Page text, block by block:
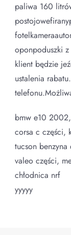
paliwa 160
oponpoduszki
klient będzie
ustalenia
bmw e10
corsa c części,
tucson
valeo części,
chłodnica nrf
yyyyy